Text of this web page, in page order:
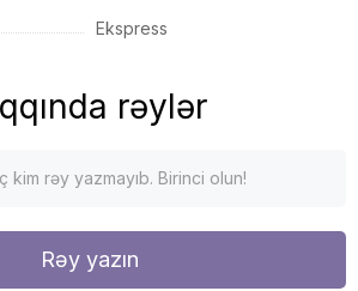
Ekspress
rəylər
kim rəy yazmayıb. Birinci olun!
Rəy yazın